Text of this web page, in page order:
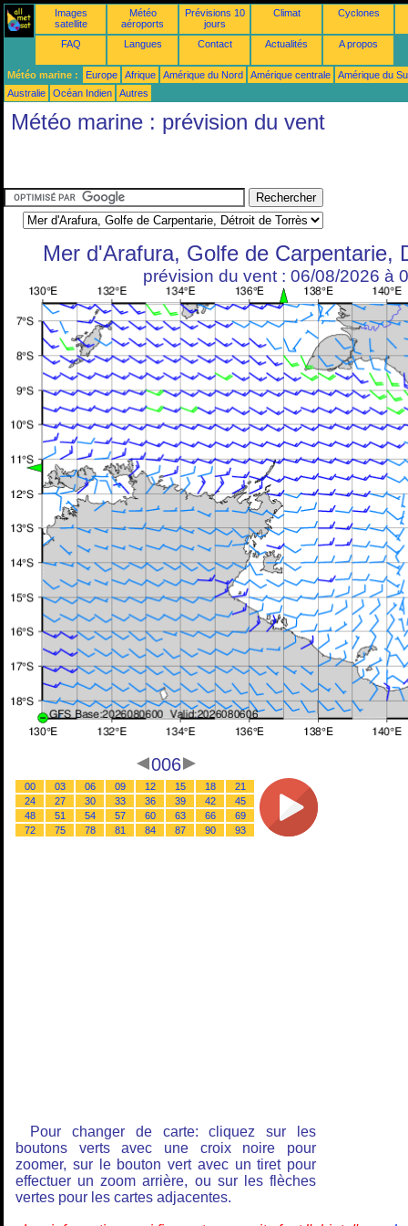
Images
satellite
Météo
aéroports
Prévisions 10
jours
Climat Cyclones
FAQ Langues Contact Actualités A propos
Météo marine : Europe Afrique Amérique du Nord Amérique centrale
Amérique du
Australie
Océan Indien Autres
Météo marine : prévision du vent
Mer d'Arafura, Golfe de Carpentarie,
prévision du vent : 06/08/2026 à
006
00 03 06 09 12 15 18
21
24
27 30 33 36 39 42
45
48
51 54 57 60 63 66
69
72
75 78 81 84 87 90 93
Pour changer de carte: cliquez sur les
boutons verts avec une croix noire pour
zoomer, sur le bouton vert avec un tiret pour
effectuer un zoom arrière, ou sur les flèches
vertes pour les cartes adjacentes.